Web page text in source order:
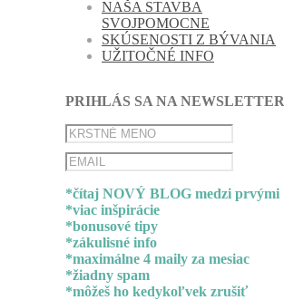
NAŠA STAVBA
SVOJPOMOCNE
SKÚSENOSTI Z BÝVANIA
UŽITOČNÉ INFO
PRIHLÁS SA NA NEWSLETTER
*čítaj NOVÝ BLOG medzi prvými
*viac inšpirácie
*bonusové tipy
*zákulisné info
*maximálne 4 maily za mesiac
*žiadny spam
*môžeš ho kedykoľvek zrušiť